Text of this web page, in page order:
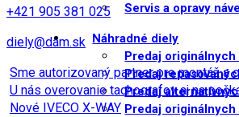
Servis a opravy
Náhradné diely
Predaj originálnych
Predaj
Predaj
Predaj originálnych
+421 905 381 025
diely@dam.sk
Sme autorizovaný partner pre montáž a
U nás overovanie tachografov aj na
Nové IVECO X-WAY